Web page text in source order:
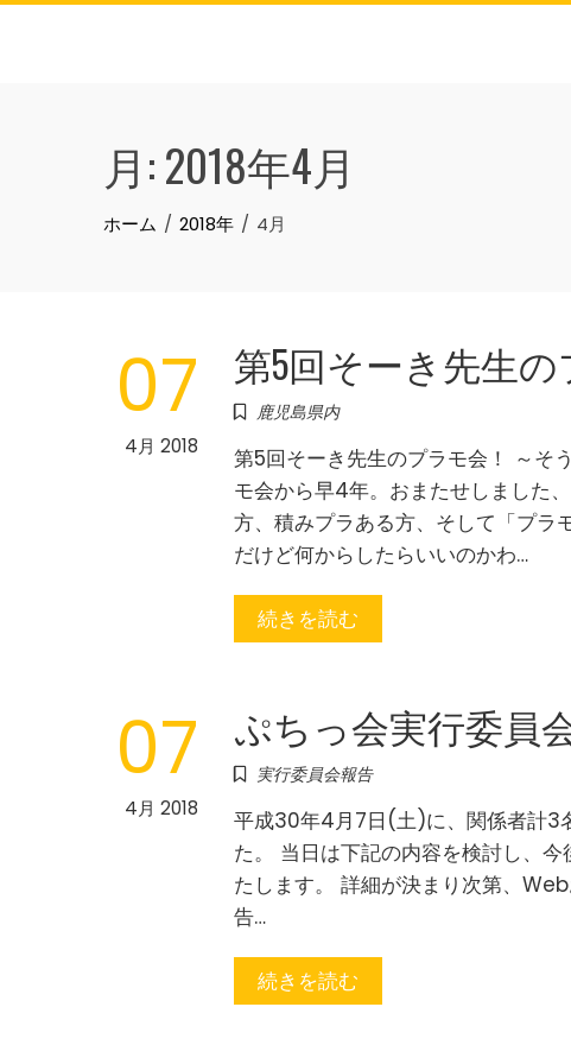
Skip
月:2018年4月
ホーム 2018年 4月
07
4月 2018
第5回そーき先生の
鹿児島県内
第5回そーき先生のプラモ会！ ～
モ会から早4年。おまたせしました
方、積みプラある方、そして「プラ
だけど何からしたらいいのかわ…
続きを読む
07
4月 2018
ぷちっ会実行委員
実行委員会報告
平成30年4月7日(土)に、関係者計3
た。 当日は下記の内容を検討し、
たします。 詳細が決まり次第、
告…
続きを読む